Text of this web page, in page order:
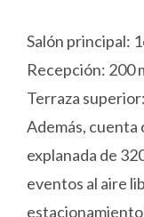
Salón principal:
Recepción: 200
Terraza
Además, cuenta
explanada de
eventos al aire